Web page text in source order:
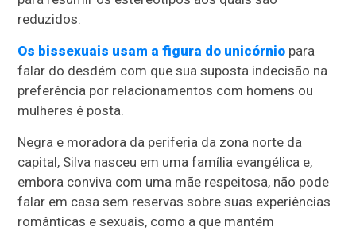
reduzidos.
Os bissexuais usam a figura do unicórnio para
falar do desdém com que sua suposta indecisão na
preferência por relacionamentos com homens ou
mulheres é posta.
Negra e moradora da periferia da zona norte da
capital, Silva nasceu em uma família evangélica e,
embora conviva com uma mãe respeitosa, não pode
falar em casa sem reservas sobre suas experiências
românticas e sexuais, como a que mantém